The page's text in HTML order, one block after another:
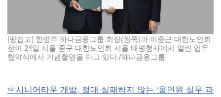
[땅집고] 함영주 하나금융그룹 회장(왼쪽)과 이중근 대한노인회
장이 24일 서울 중구 대한노인회 서울 태평청사에서 열린 업무
협약식에서 기념촬영을 하고 있다./하나금융그룹
☞시니어타운 개발, 절대 실패하지 않는 ‘올인원 실무 과